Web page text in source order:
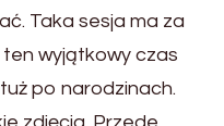
Taka sesja ma za
wyjątkowy czas
po narodzinach.